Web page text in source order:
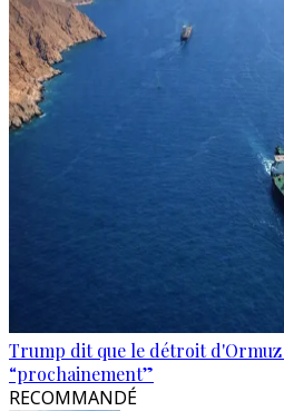
Trump dit que le détroit
“prochainement”
RECOMMANDÉ